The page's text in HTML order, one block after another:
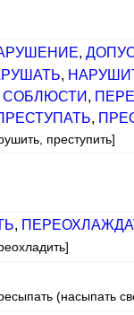
,
,
СОБЛЮСТИ ,
,
преступить]
,
(насыпать